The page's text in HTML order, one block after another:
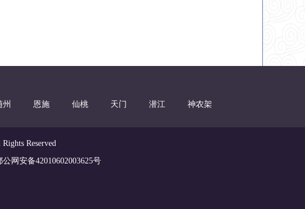
州 恩施 仙桃 天门 潜江 神农架
Reserved
公网安备42010602003625号